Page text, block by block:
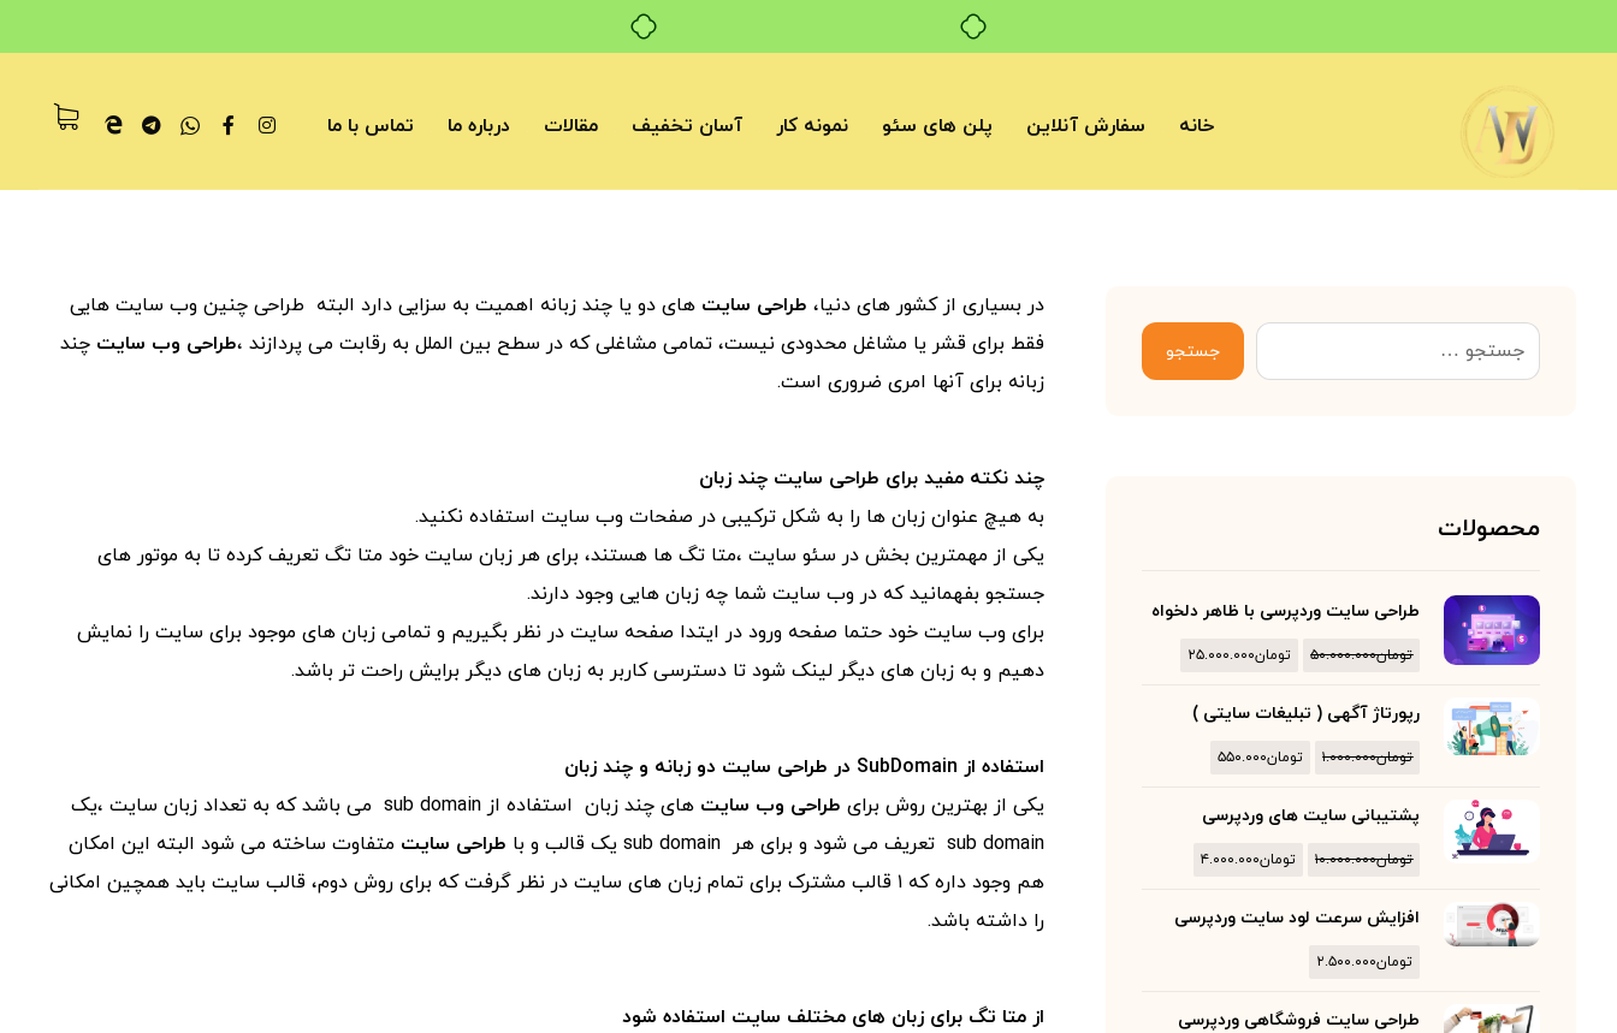
خانه سفارش آنلاین پلن های سئو نمونه کار آسان تخفیف مقالات درباره ما تماس با ما
در بسیاری از کشور های دنیا، طراحی سایت های دو یا چند زبانه اهمیت به سزایی دارد البته طراحی چنین وب سایت هایی
فقط برای قشر یا مشاغل محدودی نیست، تمامی مشاغلی که در سطح بین الملل به رقابت می پردازند ،طراحی وب سایت چند
زبانه برای آنها امری ضروری است.
چند نکته مفید برای طراحی سایت چند زبان
به هیچ عنوان زبان ها را به شکل ترکیبی در صفحات وب سایت استفاده نکنید.
یکی از مهمترین بخش در سئو سایت ،متا تگ ها هستند، برای هر زبان سایت خود متا تگ تعریف کرده تا به موتور های
جستجو بفهمانید که در وب سایت شما چه زبان هایی وجود دارند.
برای وب سایت خود حتما صفحه ورود در ایتدا صفحه سایت در نظر بگیریم و تمامی زبان های موجود برای سایت را نمایش
دهیم و به زبان های دیگر لینک شود تا دسترسی کاربر به زبان های دیگر برایش راحت تر باشد.
استفاده از SubDomain در طراحی سایت دو زبانه و چند زبان
یکی از بهترین روش برای طراحی وب سایت
های چند زبان استفاده از sub domain می باشد که به تعداد زبان سایت ،یک
sub domain تعریف می شود و برای هر sub domain یک قالب و با
طراحی سایت متفاوت ساخته می شود البته این امکان
هم وجود داره که ١ قالب مشترک برای تمام زبان های سایت در نظر گرفت که برای روش دوم، قالب سایت باید همچین امکانی
را داشته باشد.
از متا تگ برای زبان های مختلف سایت استفاده شود
جستجو
محصولات
طراحی سایت وردپرسی با ظاهر دلخواه
تومان۵۰.۰۰۰.۰۰۰ تومان۲۵.۰۰۰.۰۰۰
رپورتاژ آگهی ( تبلیغات سایتی )
تومان۱.۰۰۰.۰۰۰ تومان۵۵۰.۰۰۰
پشتیبانی سایت های وردپرسی
تومان۱۰.۰۰۰.۰۰۰ تومان۴.۰۰۰.۰۰۰
افزایش سرعت لود سایت وردپرسی
تومان۲.۵۰۰.۰۰۰
طراحی سایت فروشگاهی وردپرسی